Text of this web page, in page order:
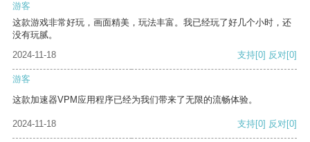
游客
这款游戏非常好玩，画面精美，玩法丰富。我已经玩了好几个小时，还
没有玩腻。
2024-11-18
支持[0] 反对[0]
游客
这款加速器VPM应用程序已经为我们带来了无限的流畅体验。
2024-11-18 支持[0] 反对[0]